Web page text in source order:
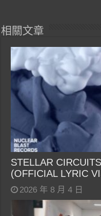
相關文章
STELLAR
(OFFICIAL LYRIC
2026 年 8 月 4 日